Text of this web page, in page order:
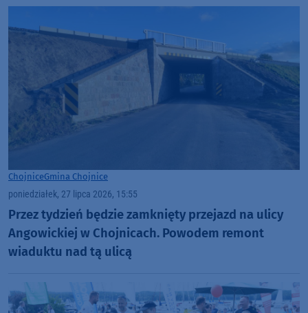
ChojniceGmina Chojnice
poniedziałek, 27 lipca 2026, 15:55
Przez tydzień będzie zamknięty przejazd na ulicy
Angowickiej w Chojnicach. Powodem remont
wiaduktu nad tą ulicą